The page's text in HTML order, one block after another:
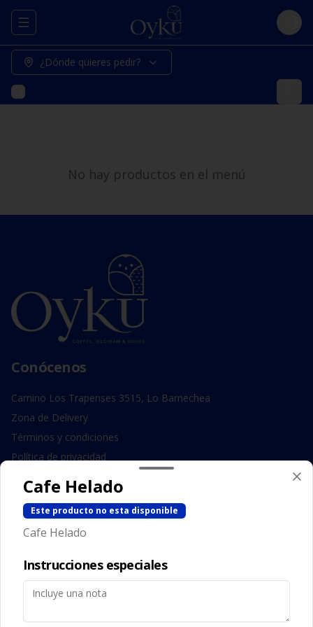
Abrir menu de navegación Login
¿Dónde quieres pedir?
No hay productos en el menú
Conócenos
Camino Los Trapenses 3515, Lo Barnechea
Zona de Delivery
Términos y condiciones
Política de privacidad
Redes sociales
Instagram
Facebook
Mi cuenta
Cafe Helado
Este producto no esta disponible
Cafe Helado
Instrucciones especiales